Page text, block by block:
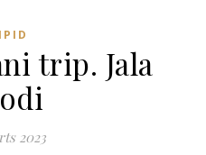
trip. Jala
2023